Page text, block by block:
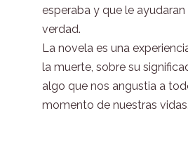
esperaba y que le
verdad.
La novela es una
la muerte, sobre su
algo que nos angustia a
momento de nuestras vidas.